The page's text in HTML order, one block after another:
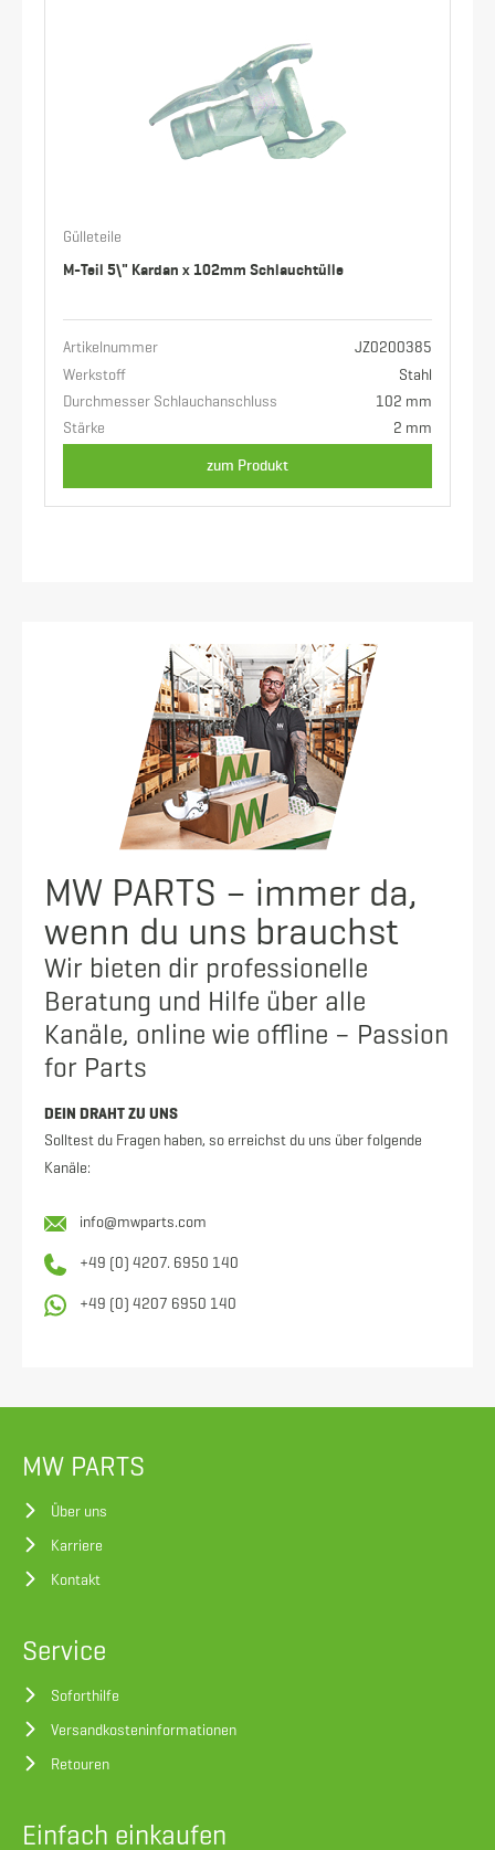
Gülleteile
M-Teil 5\" Kardan x 102mm Schlauchtülle
Artikelnummer
JZ0200385
Werkstoff
Stahl
Durchmesser Schlauchanschluss
102 mm
Stärke
2 mm
zum Produkt
MW PARTS – immer da,
wenn du uns brauchst
Wir bieten dir professionelle
Beratung und Hilfe über alle
Kanäle, online wie offline – Passion
for Parts
DEIN DRAHT ZU UNS
Solltest du Fragen haben, so erreichst du uns über folgende
Kanäle:
info@mwparts.com
+49 (0) 4207. 6950 140
+49 (0) 4207 6950 140
MW PARTS
Über uns
Karriere
Kontakt
Service
Soforthilfe
Versandkosteninformationen
Retouren
Einfach einkaufen